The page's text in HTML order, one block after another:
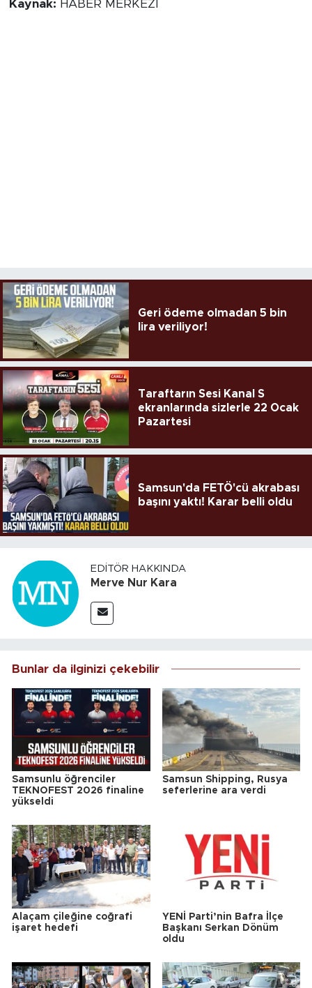
Kaynak: HABER MERKEZİ
Geri ödeme olmadan 5 bin
lira veriliyor!
Taraftarın Sesi Kanal S
ekranlarında sizlerle 22 Ocak
Pazartesi
Samsun'da FETÖ'cü akrabası
başını yaktı! Karar belli oldu
EDITÖR HAKKINDA
Merve Nur Kara
Bunlar da ilginizi çekebilir
Samsunlu öğrenciler
TEKNOFEST 2026 finaline
yükseldi
Samsun Shipping, Rusya
seferlerine ara verdi
Alaçam çileğine coğrafi
işaret hedefi
YENİ Parti’nin Bafra İlçe
Başkanı Serkan Dönüm
oldu